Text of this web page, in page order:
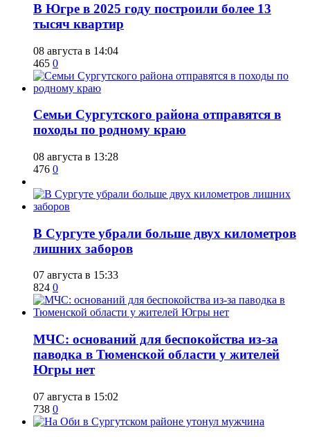
​В Югре в 2025 году построили более 13
тысяч квартир
08 августа в 14:04
465 0
​Семьи Сургутского района отправятся в
походы по родному краю
08 августа в 13:28
476 0
​В Сургуте убрали больше двух километров
лишних заборов
07 августа в 15:33
824 0
​МЧС: оснований для беспокойства из-за
паводка в Тюменской области у жителей
Югры нет
07 августа в 15:02
738 0